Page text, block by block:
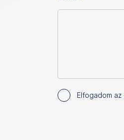
Elfogadom az